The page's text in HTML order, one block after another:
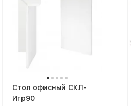
Cтол офисный СКЛ-
Игр90